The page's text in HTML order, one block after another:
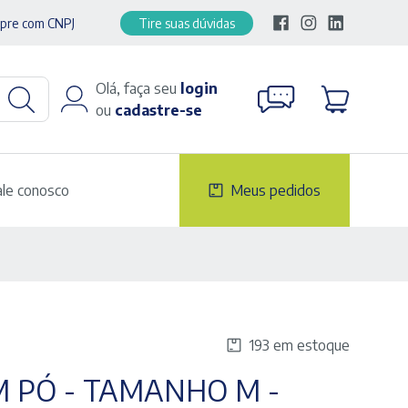
com CNPJ Tire suas dúvidas
Olá, faça seu login
ou cadastre-se
conosco Meus pedidos
193 em estoque
PÓ - TAMANHO M -